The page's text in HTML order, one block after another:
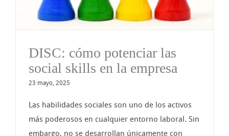
DISC: cómo potenciar las
social skills en la empresa
23 mayo, 2025
Las habilidades sociales son uno de los activos
más poderosos en cualquier entorno laboral. Sin
embargo, no se desarrollan únicamente con